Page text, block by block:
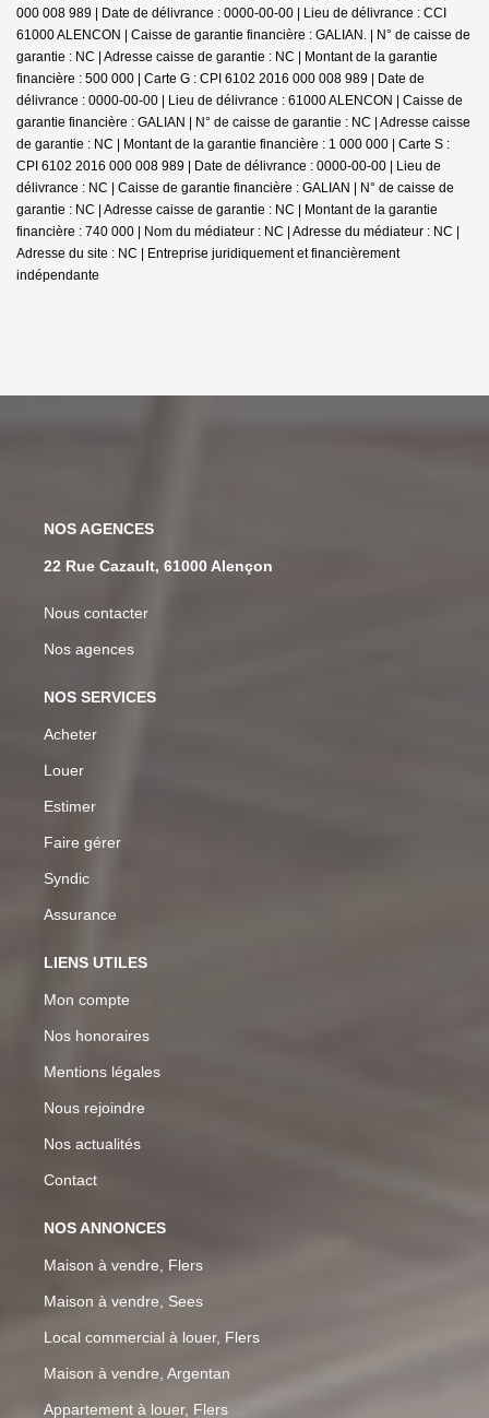
000 008 989 | Date de délivrance : 0000-00-00 | Lieu de délivrance : CCI
61000 ALENCON | Caisse de garantie financière : GALIAN. | N° de caisse de
garantie : NC | Adresse caisse de garantie : NC | Montant de la garantie
financière : 500 000 | Carte G : CPI 6102 2016 000 008 989 | Date de
délivrance : 0000-00-00 | Lieu de délivrance : 61000 ALENCON | Caisse de
garantie financière : GALIAN | N° de caisse de garantie : NC | Adresse caisse
de garantie : NC | Montant de la garantie financière : 1 000 000 | Carte S :
CPI 6102 2016 000 008 989 | Date de délivrance : 0000-00-00 | Lieu de
délivrance : NC | Caisse de garantie financière : GALIAN | N° de caisse de
garantie : NC | Adresse caisse de garantie : NC | Montant de la garantie
financière : 740 000 | Nom du médiateur : NC | Adresse du médiateur : NC |
Adresse du site : NC | Entreprise juridiquement et financièrement
indépendante
NOS AGENCES
22 Rue Cazault, 61000 Alençon
Nous contacter
Nos agences
NOS SERVICES
Acheter
Louer
Estimer
Faire gérer
Syndic
Assurance
LIENS UTILES
Mon compte
Nos honoraires
Mentions légales
Nous rejoindre
Nos actualités
Contact
NOS ANNONCES
Maison à vendre, Flers
Maison à vendre, Sees
Local commercial à louer, Flers
Maison à vendre, Argentan
Appartement à louer, Flers